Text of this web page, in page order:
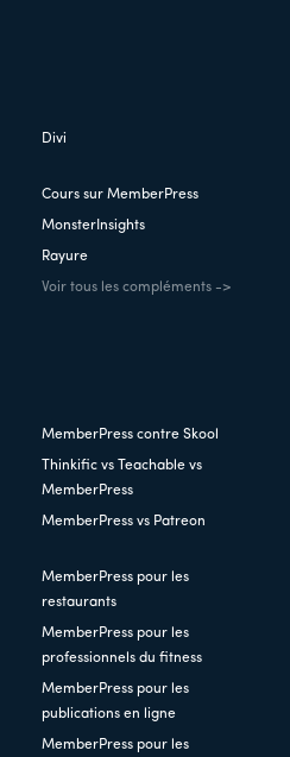
Divi
Cours sur MemberPress
MonsterInsights
Rayure
Voir tous les compléments ->
MemberPress contre Skool
Thinkific vs Teachable vs
MemberPress
MemberPress vs Patreon
MemberPress pour les
restaurants
MemberPress pour les
professionnels du fitness
MemberPress pour les
publications en ligne
MemberPress pour les